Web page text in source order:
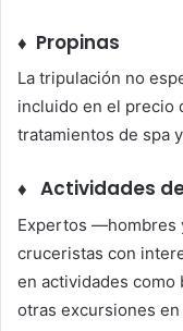
♦ Propinas
La tripulación no
incluido en el precio
tratamientos de spa
♦ Actividades
Expertos —hombres
cruceristas con
en actividades como
otras excursiones